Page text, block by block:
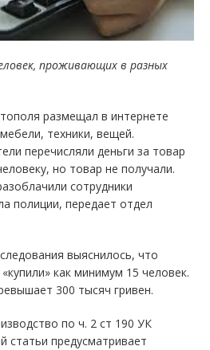
проживающих в разных
размещал в интернете
техники, вещей.
перечисляли деньги за товар
но товар не получали.
сотрудники
полиции, передает отдел
выяснилось, что
как минимум 15 человек.
300 тысяч гривен.
по ч. 2 ст 190 УК
статьи предусматривает